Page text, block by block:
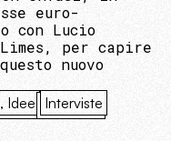
euro-
con Lucio
per capire
nuovo
Idee
Interviste